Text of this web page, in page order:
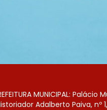
MUNICIPAL:
Adalberto Paiva,